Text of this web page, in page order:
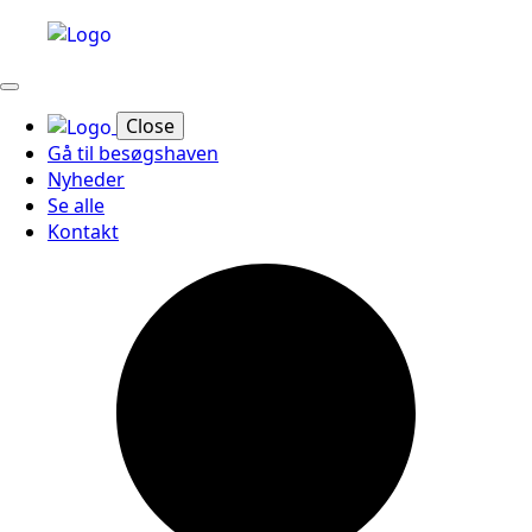
Close
Gå til besøgshaven
Nyheder
Se alle
Kontakt